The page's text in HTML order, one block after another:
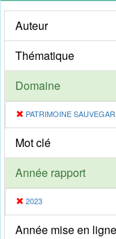
Auteur
Thématique
Domaine
PATRIMOINE
Mot clé
Année rapport
2023
Année mise en ligne